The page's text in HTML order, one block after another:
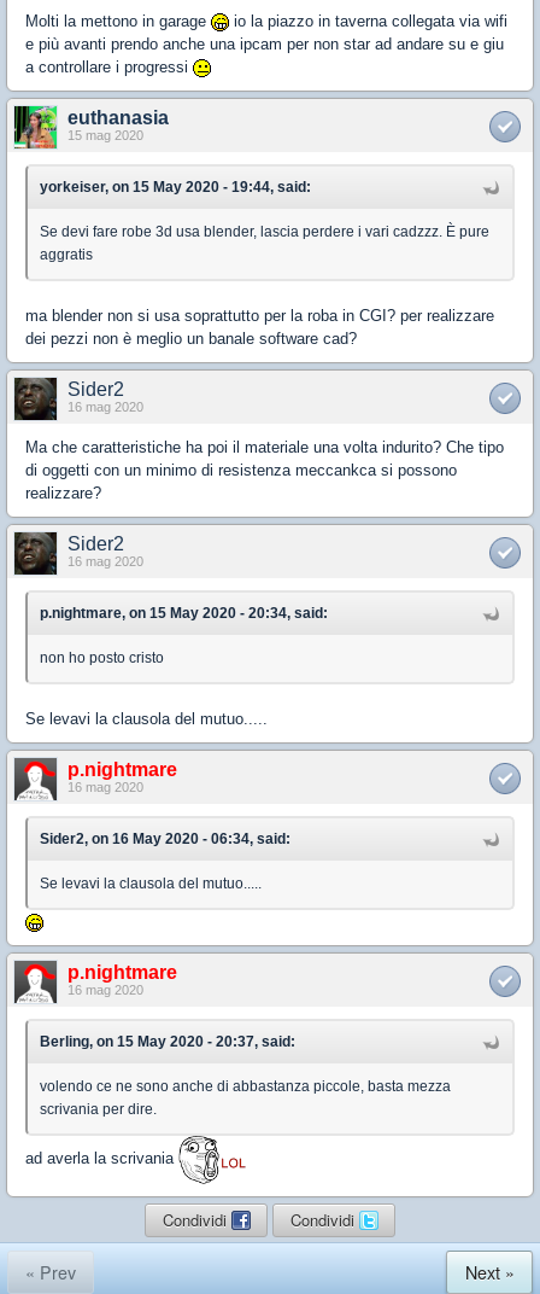
Molti la mettono in garage
io la piazzo in taverna collegata via wifi
e più avanti prendo anche una ipcam per non star ad andare su e giu
a controllare i progressi
euthanasia
15 mag 2020
yorkeiser, on 15 May 2020 - 19:44, said:
Se devi fare robe 3d usa blender, lascia perdere i vari cadzzz. È pure
aggratis
ma blender non si usa soprattutto per la roba in CGI? per realizzare
dei pezzi non è meglio un banale software cad?
Sider2
16 mag 2020
Ma che caratteristiche ha poi il materiale una volta indurito? Che tipo
di oggetti con un minimo di resistenza meccankca si possono
realizzare?
Sider2
16 mag 2020
p.nightmare, on 15 May 2020 - 20:34, said:
non ho posto cristo
Se levavi la clausola del mutuo.....
p.nightmare
16 mag 2020
Sider2, on 16 May 2020 - 06:34, said:
Se levavi la clausola del mutuo.....
p.nightmare
16 mag 2020
Berling, on 15 May 2020 - 20:37, said:
volendo ce ne sono anche di abbastanza piccole, basta mezza
scrivania per dire.
ad averla la scrivania
Condividi Condividi
« Prev Next »